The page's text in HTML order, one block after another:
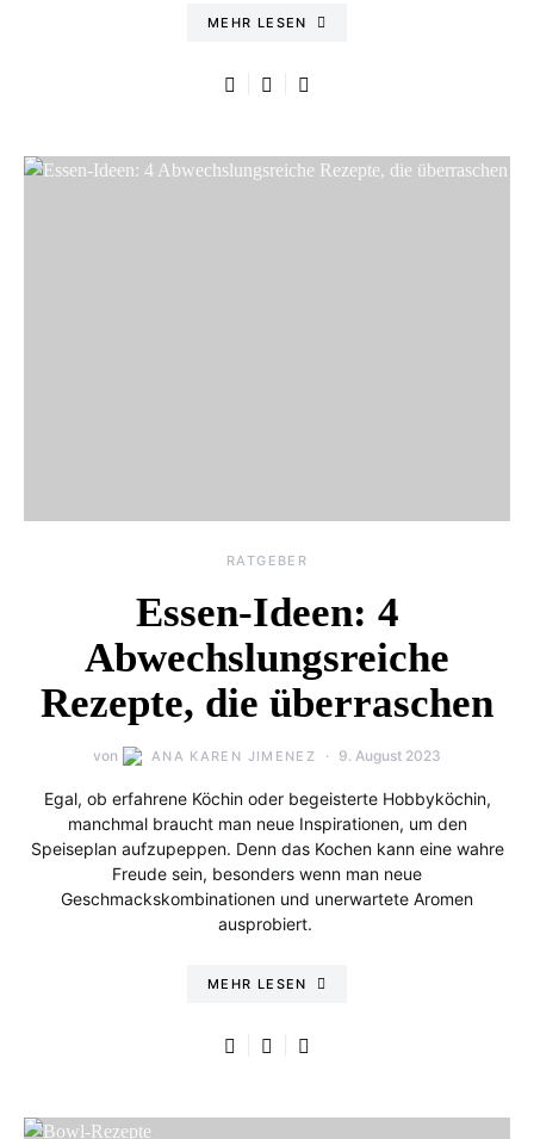
MEHR LESEN
RATGEBER
Essen-Ideen: 4
Abwechslungsreiche
Rezepte, die überraschen
von ANA KAREN JIMENEZ 9. August 2023
Egal, ob erfahrene Köchin oder begeisterte Hobbyköchin,
manchmal braucht man neue Inspirationen, um den
Speiseplan aufzupeppen. Denn das Kochen kann eine wahre
Freude sein, besonders wenn man neue
Geschmackskombinationen und unerwartete Aromen
ausprobiert.
MEHR LESEN